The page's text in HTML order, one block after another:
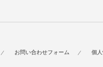
お問い合わせフォーム 個